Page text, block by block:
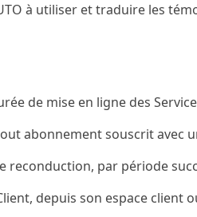
à utiliser et traduire les
de mise en ligne des
abonnement souscrit avec
par période
depuis son espace client